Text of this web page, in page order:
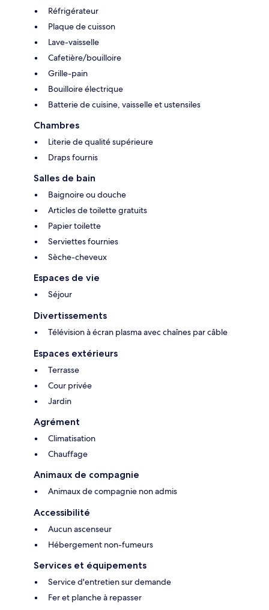
Réfrigérateur
Plaque de cuisson
Lave-vaisselle
Cafetière/bouilloire
Grille-pain
Bouilloire électrique
Batterie de cuisine, vaisselle et ustensiles
Chambres
Literie de qualité supérieure
Draps fournis
Salles de bain
Baignoire ou douche
Articles de toilette gratuits
Papier toilette
Serviettes fournies
Sèche-cheveux
Espaces de vie
Séjour
Divertissements
Télévision à écran plasma avec chaînes par câble
Espaces extérieurs
Terrasse
Cour privée
Jardin
Agrément
Climatisation
Chauffage
Animaux de compagnie
Animaux de compagnie non admis
Accessibilité
Aucun ascenseur
Hébergement non-fumeurs
Services et équipements
Service d'entretien sur demande
Fer et planche à repasser